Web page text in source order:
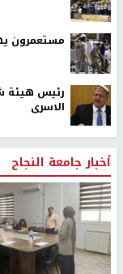
مستعمرون
رئيس هيئة
الاسرى
أخبار جامعة النجاح